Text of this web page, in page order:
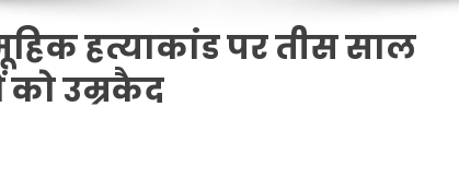
हत्याकांड पर तीस साल
उम्रकैद